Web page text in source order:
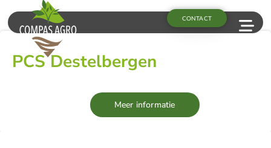
CONTACT
PCS Destelbergen
Meer informatie